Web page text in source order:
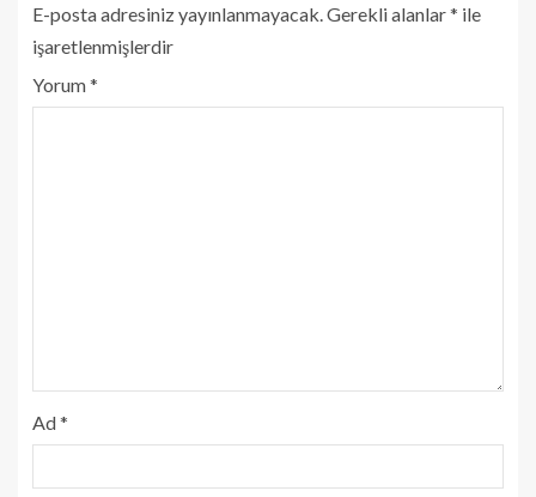
E-posta adresiniz yayınlanmayacak. Gerekli alanlar* ile
işaretlenmişlerdir
Yorum*
Ad*